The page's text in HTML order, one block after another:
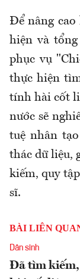
Để nâng cao
hiện và
phục vụ
thực hiện
tính hài cốt
nước sẽ
tuệ nhân
thác dữ liệu,
kiếm, quy
sĩ.
BÀI LIÊN
Dân sinh
Đã tìm kiếm,